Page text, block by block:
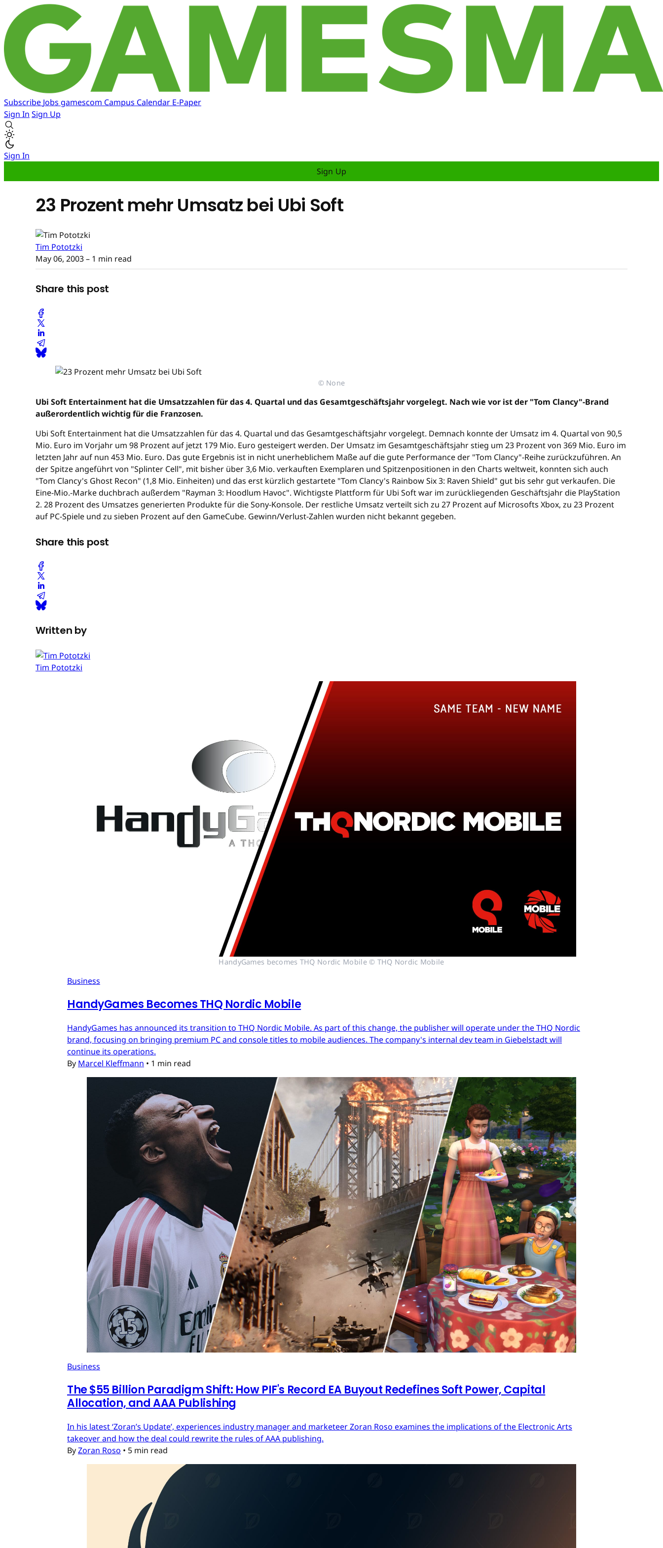
Subscribe Jobs gamescom Campus Calendar E-Paper
Sign In Sign Up
Sign In
Sign Up
23 Prozent mehr Umsatz bei Ubi Soft
Tim Pototzki
May 06, 2003– 1 min read
Share this post
© None
Ubi Soft Entertainment hat die Umsatzzahlen für das 4. Quartal und das Gesamtgeschäftsjahr vorgelegt. Nach wie vor ist der "Tom Clancy"-Brand
außerordentlich wichtig für die Franzosen.
Ubi Soft Entertainment hat die Umsatzzahlen für das 4. Quartal und das Gesamtgeschäftsjahr vorgelegt. Demnach konnte der Umsatz im 4. Quartal von 90,5
Mio. Euro im Vorjahr um 98 Prozent auf jetzt 179 Mio. Euro gesteigert werden. Der Umsatz im Gesamtgeschäftsjahr stieg um 23 Prozent von 369 Mio. Euro im
letzten Jahr auf nun 453 Mio. Euro. Das gute Ergebnis ist in nicht unerheblichem Maße auf die gute Performance der "Tom Clancy"-Reihe zurückzuführen. An
der Spitze angeführt von "Splinter Cell", mit bisher über 3,6 Mio. verkauften Exemplaren und Spitzenpositionen in den Charts weltweit, konnten sich auch
"Tom Clancy's Ghost Recon" (1,8 Mio. Einheiten) und das erst kürzlich gestartete "Tom Clancy's Rainbow Six 3: Raven Shield" gut bis sehr gut verkaufen. Die
Eine-Mio.-Marke duchbrach außerdem "Rayman 3: Hoodlum Havoc". Wichtigste Plattform für Ubi Soft war im zurückliegenden Geschäftsjahr die PlayStation
2. 28 Prozent des Umsatzes generierten Produkte für die Sony-Konsole. Der restliche Umsatz verteilt sich zu 27 Prozent auf Microsofts Xbox, zu 23 Prozent
auf PC-Spiele und zu sieben Prozent auf den GameCube. Gewinn/Verlust-Zahlen wurden nicht bekannt gegeben.
Share this post
Written by
Tim Pototzki
HandyGames becomes THQ Nordic Mobile © THQ Nordic Mobile
Business
HandyGames Becomes THQ Nordic Mobile
HandyGames has announced its transition to THQ Nordic Mobile. As part of this change, the publisher will operate under the THQ Nordic
brand, focusing on bringing premium PC and console titles to mobile audiences. The company's internal dev team in Giebelstadt will
continue its operations.
By Marcel Kleffmann • 1 min read
Business
The $55 Billion Paradigm Shift: How PIF's Record EA Buyout Redefines Soft Power, Capital
Allocation, and AAA Publishing
In his latest ‘Zoran’s Update’, experiences industry manager and marketeer Zoran Roso examines the implications of the Electronic Arts
takeover and how the deal could rewrite the rules of AAA publishing.
ByZoran Roso • 5 min read